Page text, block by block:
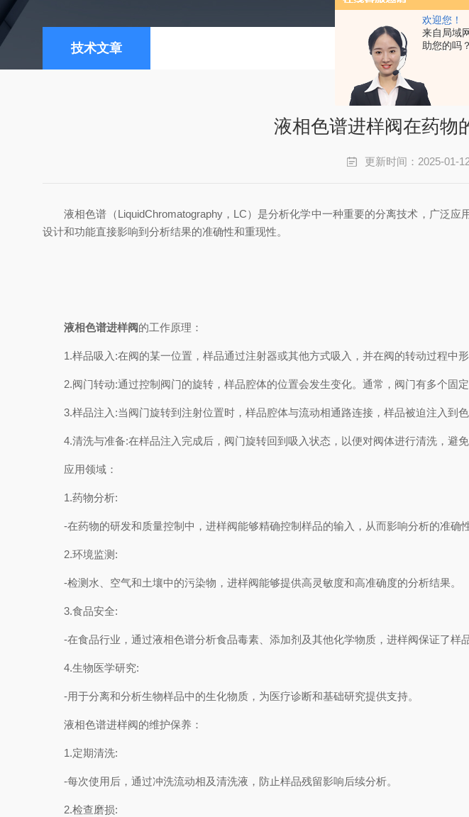
欢迎您！
来自局域
助您的吗？
技术文章
液相色谱进样阀在药物
更新时间：2025-01-
液相色谱（LiquidChromatography，LC）是分析化学中一种重要的分离技术，广泛应
设计和功能直接影响到分析结果的准确性和重现性。
液相色谱进样阀的工作原理：
1.样品吸入:在阀的某一位置，样品通过注射器或其他方式吸入，并在阀的转动过程中形
2.阀门转动:通过控制阀门的旋转，样品腔体的位置会发生变化。通常，阀门有多个固定
3.样品注入:当阀门旋转到注射位置时，样品腔体与流动相通路连接，样品被迫注入到
4.清洗与准备:在样品注入完成后，阀门旋转回到吸入状态，以便对阀体进行清洗，避免
应用领域：
1.药物分析:
-在药物的研发和质量控制中，进样阀能够精确控制样品的输入，从而影响分析的准确性
2.环境监测:
-检测水、空气和土壤中的污染物，进样阀能够提供高灵敏度和高准确度的分析结果。
3.食品安全:
-在食品行业，通过液相色谱分析食品毒素、添加剂及其他化学物质，进样阀保证了样品
4.生物医学研究:
-用于分离和分析生物样品中的生化物质，为医疗诊断和基础研究提供支持。
液相色谱进样阀的维护保养：
1.定期清洗:
-每次使用后，通过冲洗流动相及清洗液，防止样品残留影响后续分析。
2.检查磨损: